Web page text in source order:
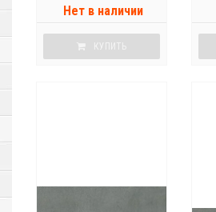
Нет в наличии
КУПИТЬ